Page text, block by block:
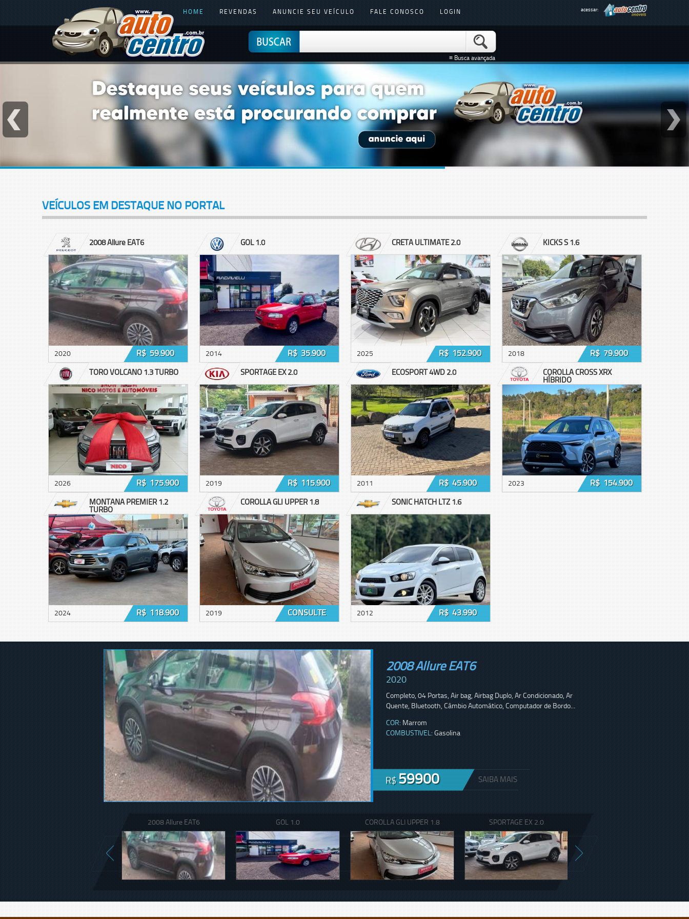
HOME REVENDAS ANUNCIE SEU VEÍCULO FALE CONOSCO LOGIN acessar:
≡ Busca avançada
VEÍCULOS EM DESTAQUE NO PORTAL
2008 Allure EAT6
2020 R$ 59.900
GOL 1.0
2014 R$ 35.900
CRETA ULTIMATE 2.0
2025 R$ 152.900
KICKS S 1.6
2018 R$ 79.900
TORO VOLCANO 1.3 TURBO
2026 R$ 175.900
SPORTAGE EX 2.0
2019 R$ 115.900
ECOSPORT 4WD 2.0
2011 R$ 45.900
COROLLA CROSS XRX
HÍBRIDO
2023 R$ 154.900
MONTANA PREMIER 1.2
TURBO
2024 R$ 118.900
COROLLA GLI UPPER 1.8
2019 CONSULTE
SONIC HATCH LTZ 1.6
2012 R$ 43.990
2008 Allure EAT6
2020
Completo, 04 Portas, Air bag, Airbag Duplo, Ar Condicionado, Ar
Quente, Bluetooth, Câmbio Automático, Computador de Bordo...
COR:Marrom
COMBUSTIVEL:Gasolina
R$59900 SAIBA MAIS
2008 Allure EAT6 GOL 1.0 COROLLA GLI UPPER 1.8 SPORTAGE EX 2.0 TORO VOLCANO 1.3 TURBO